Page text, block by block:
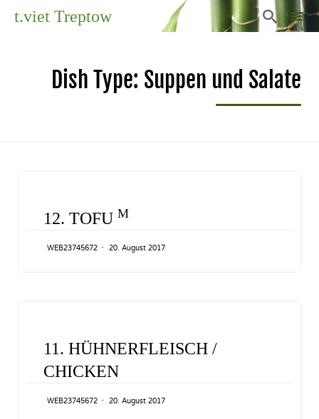
t.viet Treptow 
Dish Type: Suppen und Salate
12. TOFU M
WEB23745672 20. August 2017
11. HÜHNERFLEISCH /
CHICKEN
WEB23745672 20. August 2017